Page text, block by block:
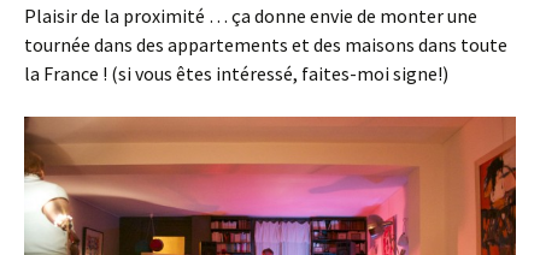
Plaisir de la proximité … ça donne envie de monter une
tournée dans des appartements et des maisons dans toute
la France ! (si vous êtes intéressé, faites-moi signe!)